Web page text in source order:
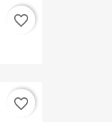
favorite_border
favorite_border